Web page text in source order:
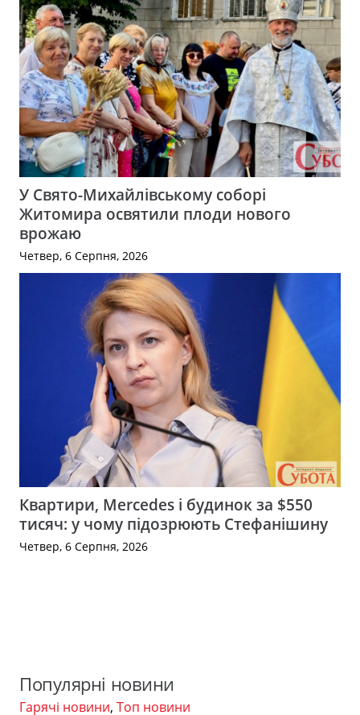
У Свято-Михайлівському соборі
Житомира освятили плоди нового
врожаю
Четвер, 6 Серпня, 2026
Квартири, Mercedes і будинок за $550
тисяч: у чому підозрюють Стефанішину
Четвер, 6 Серпня, 2026
Популярні новини
Гарячі новини, Топ новини